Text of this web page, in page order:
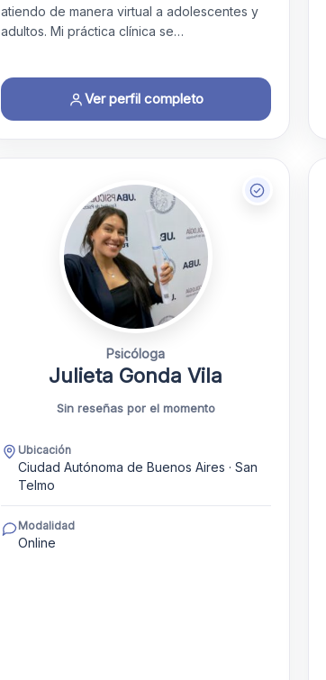
atiendo de manera virtual a adolescentes y
adultos. Mi práctica clínica se…
Ver perfil completo
Psicóloga
Julieta Gonda Vila
Sin reseñas por el momento
Ubicación
Ciudad Autónoma de Buenos Aires · San
Telmo
Modalidad
Online